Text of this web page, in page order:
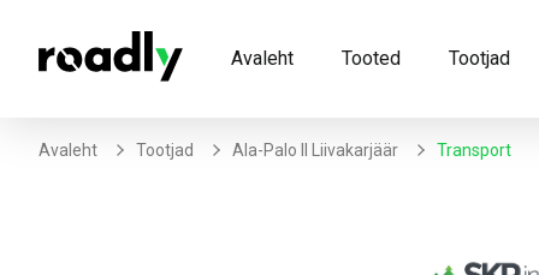
Avaleht Tooted Tootjad
Avaleht Tootjad Ala-Palo II Liivakarjäär Transport